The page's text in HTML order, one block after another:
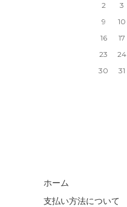
2
3
9
10
16
17
23
24
30
31
ホーム
支払い方法について